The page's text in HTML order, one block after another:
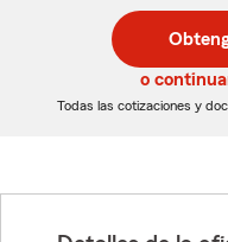
de
5
dígitos
de
5
dígitos
o
Todas las cotizaciones y